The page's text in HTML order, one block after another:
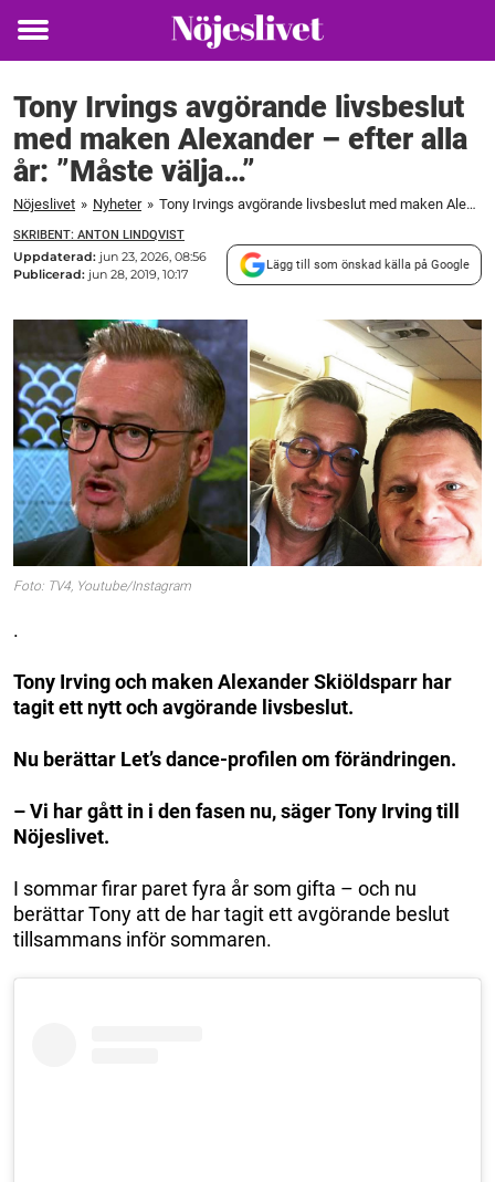
Toggle
Tony Irvings avgörande livsbeslut
med maken Alexander – efter alla
år: ”Måste välja…”
Nöjeslivet » Nyheter » Tony Irvings avgörande livsbeslut med maken Alexander – efter alla år: ”Måste välja...”
SKRIBENT: ANTON LINDQVIST
Uppdaterad: jun 23, 2026, 08:56
Publicerad: jun 28, 2019, 10:17
Lägg till som önskad källa på Google
Foto: TV4, Youtube/Instagram
.
Tony Irving och maken Alexander Skiöldsparr har
tagit ett nytt och avgörande livsbeslut.
Nu berättar Let’s dance-profilen om förändringen.
– Vi har gått in i den fasen nu, säger Tony Irving till
Nöjeslivet.
I sommar firar paret fyra år som gifta – och nu
berättar Tony att de har tagit ett avgörande beslut
tillsammans inför sommaren.